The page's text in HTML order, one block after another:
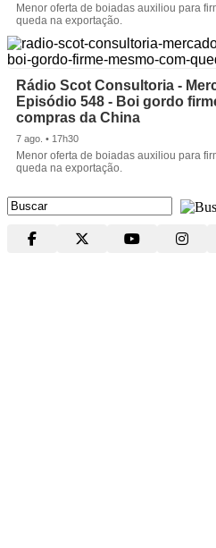
Menor oferta de boiadas auxiliou para
queda na exportação.
Rádio Scot Consultoria -
Episódio 548 - Boi gordo
compras da China
7 ago. • 17h30
Menor oferta de boiadas auxiliou para
queda na exportação.